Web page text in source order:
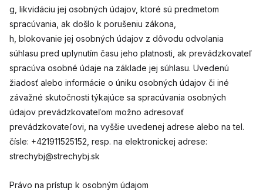
g, likvidáciu jej osobných údajov, ktoré sú predmetom
spracúvania, ak došlo k porušeniu zákona,
h, blokovanie jej osobných údajov z dôvodu odvolania
súhlasu pred uplynutím času jeho platnosti, ak prevádzkovateľ
spracúva osobné údaje na základe jej súhlasu. Uvedenú
žiadosť alebo informácie o úniku osobných údajov či iné
závažné skutočnosti týkajúce sa spracúvania osobných
údajov prevádzkovateľom možno adresovať
prevádzkovateľovi, na vyššie uvedenej adrese alebo na tel.
čísle: +421911525152, resp. na elektronickej adrese:
strechybj@strechybj.sk
Právo na prístup k osobným údajom